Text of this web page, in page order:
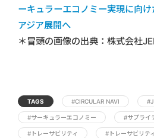
ーキュラーエコノミー実現に向
アジア展開へ
＊冒頭の画像の出典：株式会社
TAGS #CIRCULAR NAVI
#サーキュラーエコノミー #サプライ
#トレーサビリティ #トレーサビリテ